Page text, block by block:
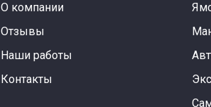
О компании
Отзывы
Наши работы
Контакты